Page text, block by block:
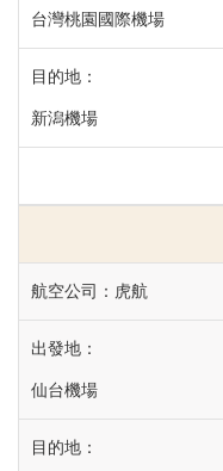
台灣桃園國際機場
新潟機場
虎航
仙台機場